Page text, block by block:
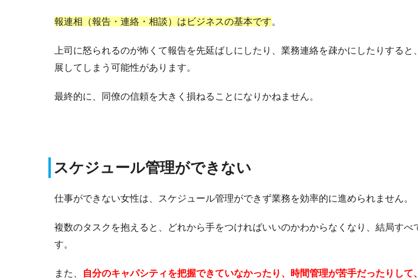
報連相（報告・連絡・相談）はビジネスの基本です。
上司に怒られるのが怖くて報告を先延ばしにしたり、業務連絡を疎かにしたりする
展してしまう可能性があります。
最終的に、同僚の信頼を大きく損ねることになりかねません。
スケジュール管理ができない
仕事ができない女性は、スケジュール管理ができず業務を効率的に進められません。
複数のタスクを抱えると、どれから手をつければいいのかわからなくなり、結局すべ
す。
また、 自分のキャパシティを把握できていなかったり、時間管理が苦手だったりして